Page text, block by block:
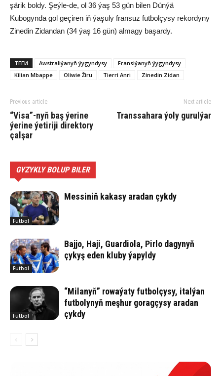
şärik boldy. Şeýle-de, ol 36 ýaş 53 gün bilen Dünýä
Kubogynda gol geçiren iň ýaşuly fransuz futbolçysy rekordyny
Zinedin Zidandan (34 ýaş 16 gün) almagy başardy.
ТЕГИ Awstraliýanyň ýygyndysy
Fransiýanyň ýygyndysy
Kilian Mbappe
Oliwie Žiru Tierri Anri Zinedin Zidan
Previous article
“Visa”-nyň baş ýerine
ýerine ýetiriji direktory
çalşar
Next article
Transsahara ýoly gurulýar
GYZYKLY BOLUP BILER
Futbol
Messiniň kakasy aradan çykdy
Futbol
Bajjo, Haji, Guardiola, Pirlo dagynyň
çykyş eden kluby ýapyldy
Futbol
“Milanyň” rowaýaty futbolçysy, italýan
futbolynyň meşhur goragçysy aradan
çykdy